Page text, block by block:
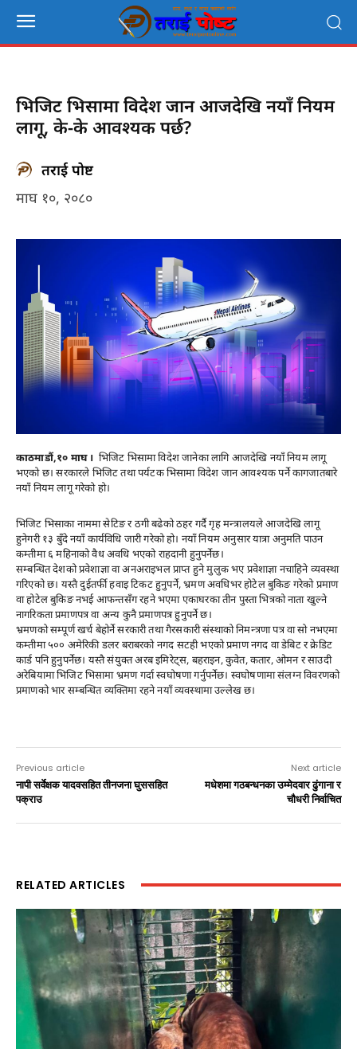
भिजिट भिसामा विदेश जान आजदेखि नयाँ नियम
लागू, के-के आवश्यक पर्छ?
तराई पोष्ट
माघ १०, २०८०
काठमाडौं,१० माघ । भिजिट भिसामा विदेश जानेका लागि आजदेखि नयाँ नियम लागू
भएको छ। सरकारले भिजिट तथा पर्यटक भिसामा विदेश जान आवश्यक पर्ने कागजातबारे
नयाँ नियम लागू गरेको हो।
भिजिट भिसाका नाममा सेटिङ र ठगी बढेको ठहर गर्दै गृह मन्त्रालयले आजदेखि लागू
हुनेगरी १३ बुँदे नयाँ कार्यविधि जारी गरेको हो। नयाँ नियम अनुसार यात्रा अनुमति पाउन
कम्तीमा ६ महिनाको वैध अवधि भएको राहदानी हुनुपर्नेछ।
सम्बन्धित देशको प्रवेशाज्ञा वा अनअराइभल प्राप्त हुने मुलुक भए प्रवेशाज्ञा नचाहिने व्यवस्था
गरिएको छ। यस्तै दुईतर्फी हवाइ टिकट हुनुपर्ने, भ्रमण अवधिभर होटेल बुकिङ गरेको प्रमाण
वा होटेल बुकिङ नभई आफन्तसँग रहने भएमा एकाघरका तीन पुस्ता भित्रको नाता खुल्ने
नागरिकता प्रमाणपत्र वा अन्य कुनै प्रमाणपत्र हुनुपर्ने छ।
भ्रमणको सम्पूर्ण खर्च बेहोर्ने सरकारी तथा गैरसकारी संस्थाको निमन्त्रणा पत्र वा सो नभएमा
कम्तीमा ५०० अमेरिकी डलर बराबरको नगद सटही भएको प्रमाण नगद वा डेबिट र क्रेडिट
कार्ड पनि हुनुपर्नेछ। यस्तै संयुक्त अरब इमिरेट्स, बहराइन, कुवेत, कतार, ओमन र साउदी
अरेबियामा भिजिट भिसामा भ्रमण गर्दा स्वघोषणा गर्नुपर्नेछ। स्वघोषणामा संलग्न विवरणको
प्रमाणको भार सम्बन्धित व्यक्तिमा रहने नयाँ व्यवस्थामा उल्लेख छ।
Previous article
नापी सर्वेक्षक यादवसहित तीनजना घुससहित
पक्राउ
Next article
मधेशमा गठबन्धनका उम्मेदवार ढुंगाना र
चौधरी निर्वाचित
RELATED ARTICLES